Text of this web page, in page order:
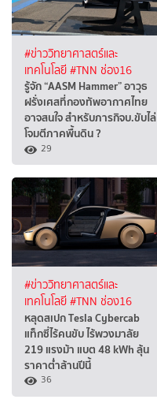
#ข่าววิทยาศาสตร์และ
เทคโนโลยี#TNN ช่อง16
รู้จัก “AASM Hammer” อาวุธ
ฝรั่งเศสที่กองทัพอากาศไทย
อาจสนใจ สำหรับภารกิจบ.ขับไล่
โจมตีภาคพื้นดิน ?
29
#ข่าววิทยาศาสตร์และ
เทคโนโลยี#TNN ช่อง16
หลุดสเปก Tesla Cybercab
แท็กซี่ไร้คนขับ ไร้พวงมาลัย
219 แรงม้า แบต 48 kWh ลุ้น
ราคาต่ำล้านปีนี้
36